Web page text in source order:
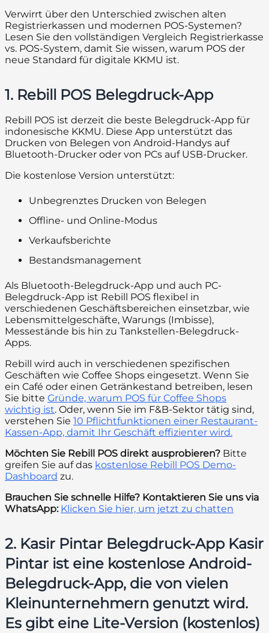
Verwirrt über den Unterschied zwischen alten
Registrierkassen und modernen POS-Systemen?
Lesen Sie den vollständigen Vergleich Registrierkasse
vs. POS-System, damit Sie wissen, warum POS der
neue Standard für digitale KKMU ist.
1. Rebill POS Belegdruck-App
Rebill POS ist derzeit die beste Belegdruck-App für
indonesische KKMU. Diese App unterstützt das
Drucken von Belegen von Android-Handys auf
Bluetooth-Drucker oder von PCs auf USB-Drucker.
Die kostenlose Version unterstützt:
Unbegrenztes Drucken von Belegen
Offline- und Online-Modus
Verkaufsberichte
Bestandsmanagement
Als Bluetooth-Belegdruck-App und auch PC-
Belegdruck-App ist Rebill POS flexibel in
verschiedenen Geschäftsbereichen einsetzbar, wie
Lebensmittelgeschäfte, Warungs (Imbisse),
Messestände bis hin zu Tankstellen-Belegdruck-
Apps.
Rebill wird auch in verschiedenen spezifischen
Geschäften wie Coffee Shops eingesetzt. Wenn Sie
ein Café oder einen Getränkestand betreiben, lesen
Sie bitte Gründe, warum POS für Coffee Shops
wichtig ist. Oder, wenn Sie im F&B-Sektor tätig sind,
verstehen Sie 10 Pflichtfunktionen einer Restaurant-
Kassen-App, damit Ihr Geschäft effizienter wird.
Möchten Sie Rebill POS direkt ausprobieren? Bitte
greifen Sie auf das kostenlose Rebill POS Demo-
Dashboard zu.
Brauchen Sie schnelle Hilfe? Kontaktieren Sie uns via
WhatsApp: Klicken Sie hier, um jetzt zu chatten
2. Kasir Pintar Belegdruck-App Kasir
Pintar ist eine kostenlose Android-
Belegdruck-App, die von vielen
Kleinunternehmern genutzt wird.
Es gibt eine Lite-Version (kostenlos)